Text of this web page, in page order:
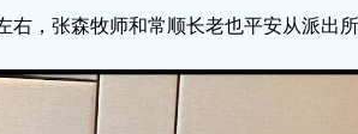
右，张森牧师和常顺长老也平安从派出所